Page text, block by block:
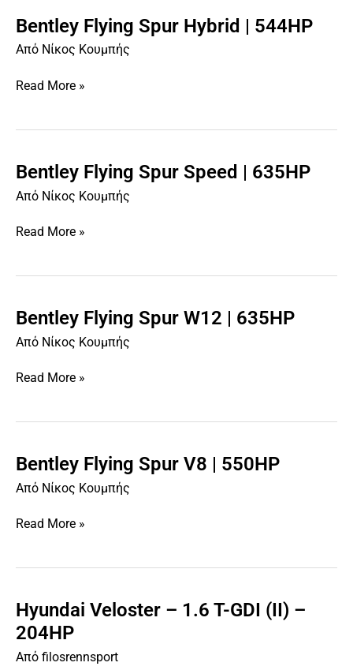
Bentley Flying Spur Hybrid | 544HP
Από Νίκος Κουμπής
Bentley
Flying
Hybrid
Read More »
Bentley Flying Spur Speed | 635HP
Από Νίκος Κουμπής
Bentley
Flying
Spur
Speed
Read More »
Bentley Flying Spur W12 | 635HP
Από Νίκος Κουμπής
Bentley
Flying
Spur
W12
Read More »
Bentley Flying Spur V8 | 550HP
Από Νίκος Κουμπής
Bentley
Flying
Spur
V8
Read More »
Hyundai Veloster – 1.6 T-GDI (II) –
204HP
Από filosrennsport
Hyundai
Veloster
–
1.6